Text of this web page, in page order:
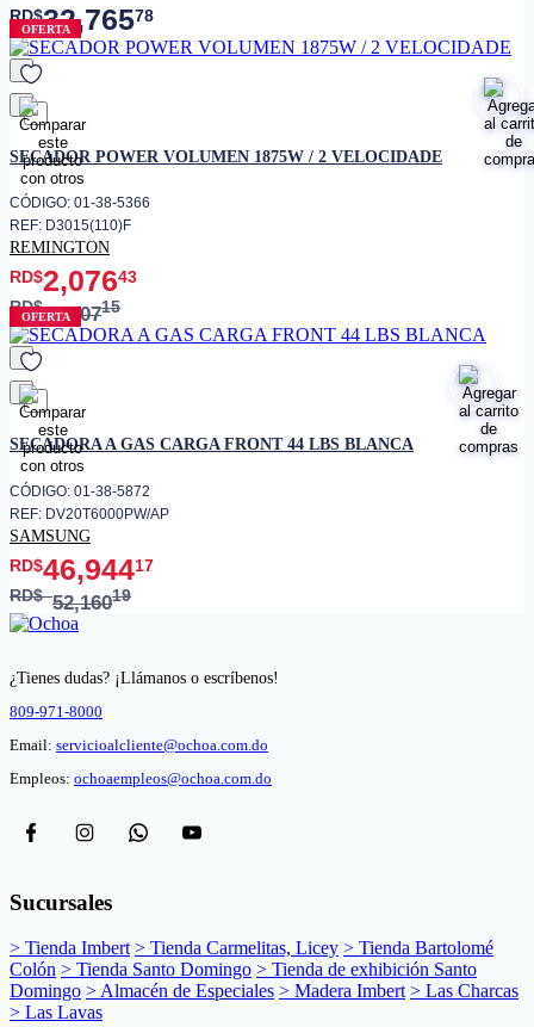
RD$32,76578
OFERTA
favorito
SECADOR POWER VOLUMEN 1875W / 2 VELOCIDADE
CÓDIGO: 01-38-5366
REF: D3015(110)F
REMINGTON
RD$2,07643
RD$2,30715
OFERTA
favorito
SECADORA A GAS CARGA FRONT 44 LBS BLANCA
CÓDIGO: 01-38-5872
REF: DV20T6000PW/AP
SAMSUNG
RD$46,94417
RD$52,16019
¿Tienes dudas? ¡Llámanos o escríbenos!
809-971-8000
Email: servicioalcliente@ochoa.com.do
Empleos: ochoaempleos@ochoa.com.do
Sucursales
> Tienda Imbert > Tienda Carmelitas, Licey > Tienda Bartolomé
Colón > Tienda Santo Domingo > Tienda de exhibición Santo
Domingo > Almacén de Especiales > Madera Imbert > Las Charcas
> Las Lavas